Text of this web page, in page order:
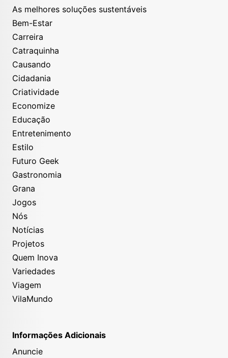
As melhores soluções sustentáveis
Bem-Estar
Carreira
Catraquinha
Causando
Cidadania
Criatividade
Economize
Educação
Entretenimento
Estilo
Futuro Geek
Gastronomia
Grana
Jogos
Nós
Notícias
Projetos
Quem Inova
Variedades
Viagem
VilaMundo
Informações Adicionais
Anuncie